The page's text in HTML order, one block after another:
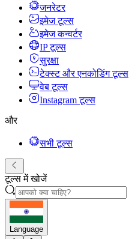
जनरेटर
इमेज टूल्स
इमेज कन्वर्टर
IP टूल्स
सुरक्षा
टेक्स्ट और एनकोडिंग टूल्स
वेब टूल्स
Instagram टूल्स
और
सभी टूल्स
टूल्स में खोजें
Language